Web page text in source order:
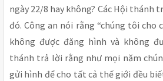
ngày 22/8 hay không? Các Hội thánh
đó. Công an nói rằng “chúng tôi cho
không được đăng hình và không
thánh trả lời rằng như mọi năm
gửi hình để cho tất cả thế giới đều